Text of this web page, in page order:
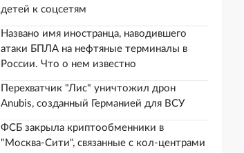
детей к соцсетям
Названо имя иностранца, наводившего
атаки БПЛА на нефтяные терминалы в
России. Что о нем известно
Перехватчик "Лис" уничтожил дрон
Anubis, созданный Германией для ВСУ
ФСБ закрыла криптообменники в
"Москва-Сити", связанные с кол-центрами